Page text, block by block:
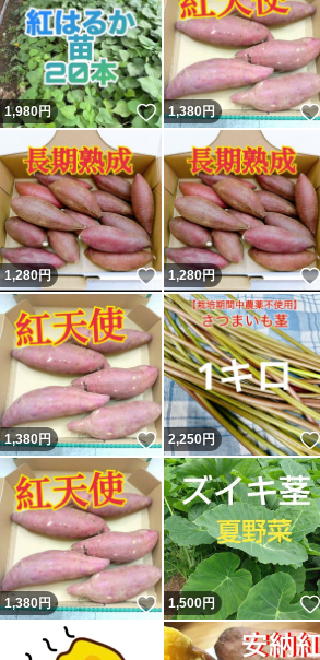
1,980円 いいね！
1,380円
1,280円 いいね！
1,280円
1,380円 いいね！
2,250円
1,380円 いいね！
1,500円